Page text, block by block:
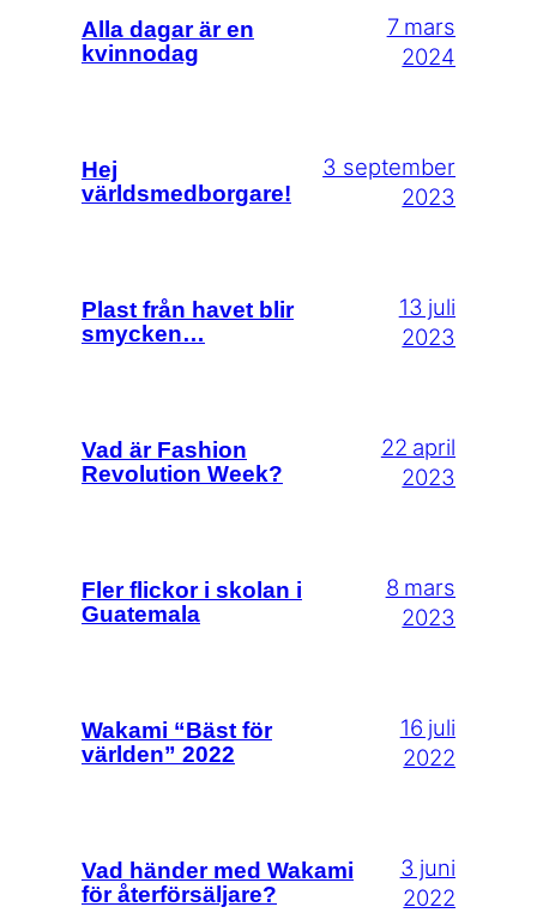
Alla dagar är en
kvinnodag
7 mars
2024
Hej
världsmedborgare!
3 september
2023
Plast från havet blir
smycken…
13 juli
2023
Vad är Fashion
Revolution Week?
22 april
2023
Fler flickor i skolan i
Guatemala
8 mars
2023
Wakami “Bäst för
världen” 2022
16 juli
2022
Vad händer med Wakami
för återförsäljare?
3 juni
2022